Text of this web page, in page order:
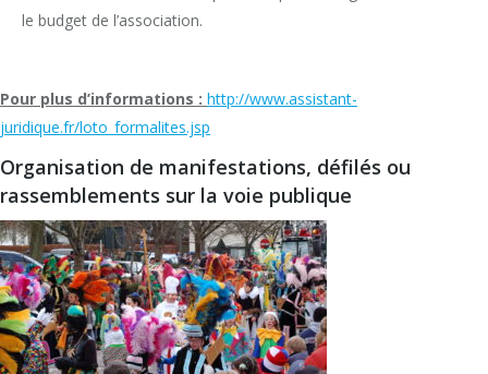
le budget de l’association.
Pour plus d’informations : http://www.assistant-
juridique.fr/loto_formalites.jsp
Organisation de manifestations, défilés ou
rassemblements sur la voie publique